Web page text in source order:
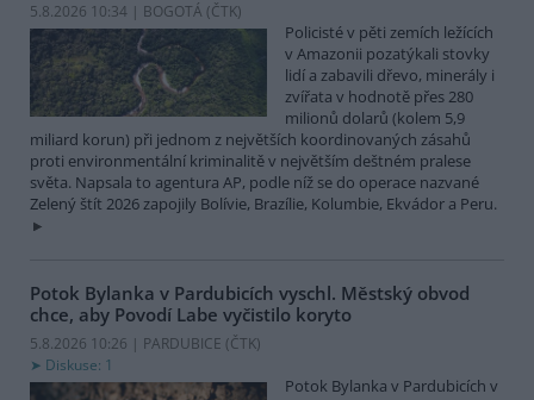
5.8.2026 10:34 | BOGOTÁ (ČTK)
Policisté v pěti zemích ležících
v Amazonii pozatýkali stovky
lidí a zabavili dřevo, minerály i
zvířata v hodnotě přes 280
milionů dolarů (kolem 5,9
miliard korun) při jednom z největších koordinovaných zásahů
proti environmentální kriminalitě v největším deštném pralese
světa. Napsala to agentura AP, podle níž se do operace nazvané
Zelený štít 2026 zapojily Bolívie, Brazílie, Kolumbie, Ekvádor a Peru.
Potok Bylanka v Pardubicích vyschl. Městský obvod
chce, aby Povodí Labe vyčistilo koryto
5.8.2026 10:26 | PARDUBICE (ČTK)
Diskuse: 1
Potok Bylanka v Pardubicích v